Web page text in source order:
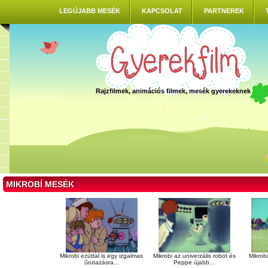
LEGÚJABB MESÉK KAPCSOLAT PARTNEREK
Rajzfilmek, animációs filmek, mesék gyerekeknek
MIKROBÍ MESÉK
Mikrobi ezúttal is egy izgalmas
űrutazásra...
Mikrobi az univerzális robot és
Peppe újabb...